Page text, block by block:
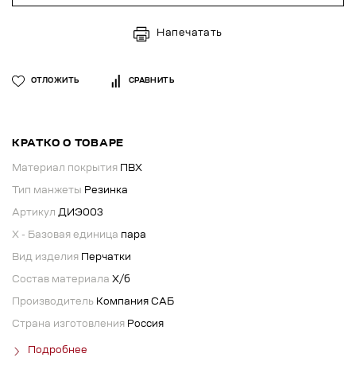
Напечатать
ОТЛОЖИТЬ СРАВНИТЬ
КРАТКО О ТОВАРЕ
Материал покрытия ПВХ
Тип манжеты Резинка
Артикул ДИЭ003
X - Базовая единица пара
Вид изделия Перчатки
Состав материала Х/б
Производитель Компания САБ
Страна изготовления Россия
Подробнее